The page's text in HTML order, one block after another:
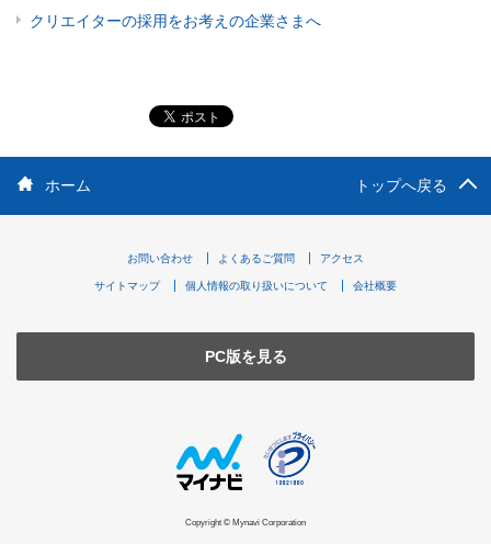
クリエイターの採用をお考えの企業さまへ
ホーム トップへ戻る
お問い合わせ よくあるご質問 アクセス
サイトマップ 個人情報の取り扱いについて 会社概要
PC版を見る
Copyright © Mynavi Corporation